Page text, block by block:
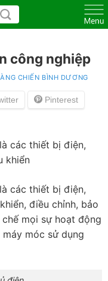
công nghiệp
CHIẾN BÌNH DƯƠNG
các thiết bị điện,
khiển
các thiết bị điện,
điều chỉnh, bảo
mọi sự hoạt động
móc sử dụng